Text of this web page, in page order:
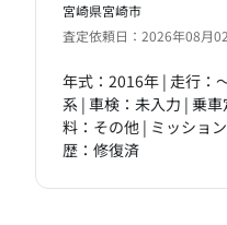
宮崎県宮崎市
査定依頼日：2026年08月
年式：2016年 | 走行：
系 | 車検：未入力 | 乗
料：その他 | ミッショ
歴：修復済